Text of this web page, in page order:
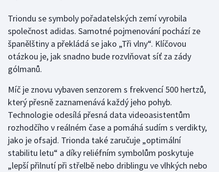
Jezdectví
Judo
Krasobruslení
Lezení
Lyže a snowboard
Moderní pětiboj
Motorsport
Triondu se symboly pořadatelských zemí vyrobila
společnost adidas. Samotné pojmenování pochází ze
španělštiny a překládá se jako „Tři vlny“. Klíčovou
otázkou je, jak snadno bude rozvlňovat síť za zády
gólmanů.
Míč je znovu vybaven senzorem s frekvencí 500 hertzů,
který přesně zaznamenává každý jeho pohyb.
Technologie odesílá přesná data videoasistentům
rozhodčího v reálném čase a pomáhá sudím s verdikty,
jako je ofsajd. Trionda také zaručuje „optimální
stabilitu letu“ a díky reliéfním symbolům poskytuje
„lepší přilnutí při střelbě nebo driblingu ve vlhkých nebo